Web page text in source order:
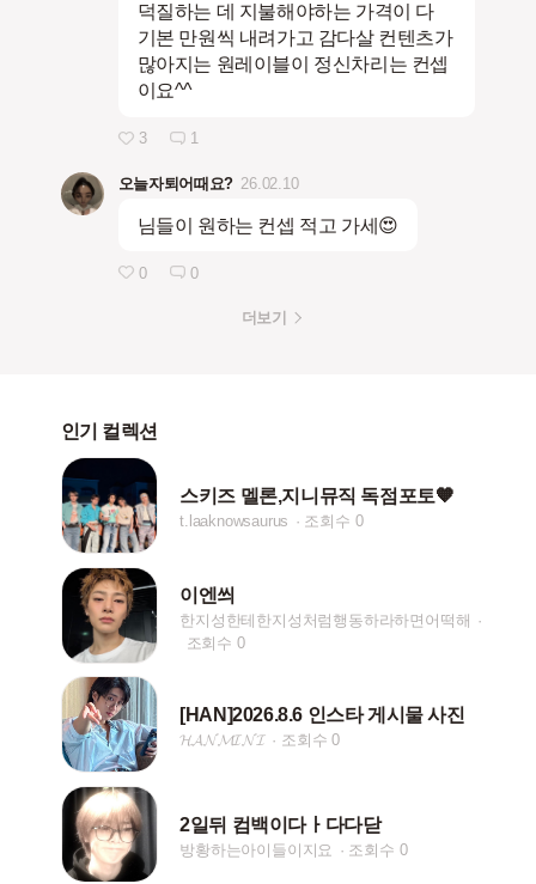
덕질하는 데 지불해야하는 가격이 다
기본 만원씩 내려가고 감다살 컨텐츠가
많아지는 원레이블이 정신차리는 컨셉
이요^^
3 1
오늘자퇴어때요? 26.02.10
님들이 원하는 컨셉 적고 가세😍
0 0
더보기
인기 컬렉션
스키즈 멜론,지니뮤직 독점포토🧡
t.laaknowsaurus 조회수 0
이엔씌
한지성한테한지성처럼행동하라하면어떡해
조회수 0
[HAN]2026.8.6 인스타 게시물 사진
𝓗𝓐𝓝𝓜𝓘𝓝𝓘 조회수 0
2일뒤 컴백이다ㅏ다다닫
방황하는아이들이지요 조회수 0